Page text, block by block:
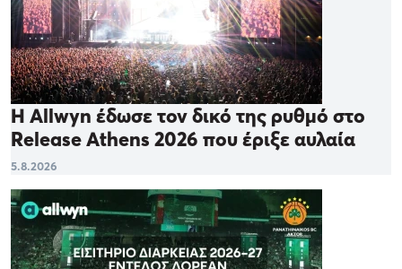
Η Allwyn έδωσε τον δικό της ρυθμό στο
Release Athens 2026 που έριξε αυλαία
5.8.2026